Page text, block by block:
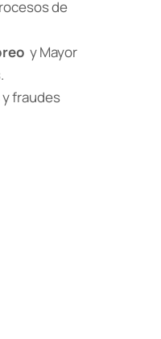
de
y Mayor
fraudes